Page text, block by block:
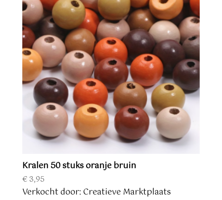
Kralen 50 stuks oranje bruin
€3,95
Verkocht door: Creatieve Marktplaats